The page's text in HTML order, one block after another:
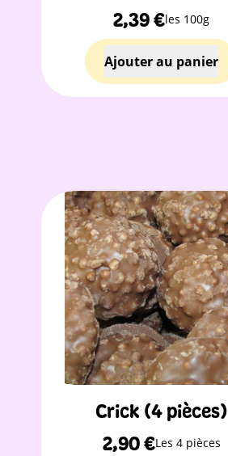
2,39€les 100g
Crick (4 pièces)
2,90€Les 4 pièces